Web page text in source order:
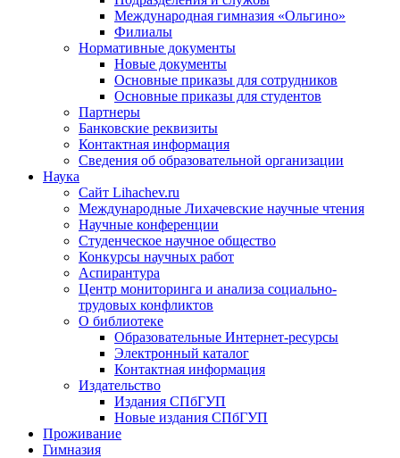
Международная гимназия «Ольгино»
Филиалы
Нормативные документы
Новые документы
Основные приказы для сотрудников
Основные приказы для студентов
Партнеры
Банковские реквизиты
Контактная информация
Сведения об образовательной организации
Наука
Сайт Lihachev.ru
Международные Лихачевские научные чтения
Научные конференции
Студенческое научное общество
Конкурсы научных работ
Аспирантура
Центр мониторинга и анализа социально-
трудовых конфликтов
О библиотеке
Образовательные Интернет-ресурсы
Электронный каталог
Контактная информация
Издательство
Издания СПбГУП
Новые издания СПбГУП
Проживание
Гимназия